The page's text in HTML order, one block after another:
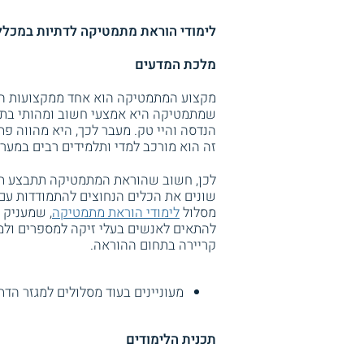
לימודי הוראת מתמטיקה לדתיות
מלכת המדעים
מקצוע המתמטיקה הוא אחד ממקצועות
שמתמטיקה היא אמצעי חשוב ומהותי
הנדסה והיי טק. מעבר לכך, היא מהווה
זה הוא מורכב למדי ותלמידים רבים
לכן, חשוב שהוראת המתמטיקה תתבצע
שונים את הכלים הנחוצים להתמודדות
מסלוללימודי הוראת מתמטיקה, שמעניק
להתאים לאנשים בעלי זיקה למספרים
קריירה בתחום ההוראה.
מעוניינים בעוד מסלולים למגזר
תכנית הלימודים